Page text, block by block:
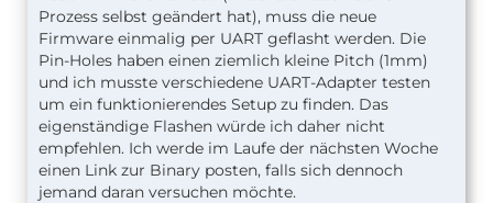
Prozess selbst geändert hat), muss die neue
Firmware einmalig per UART geflasht werden. Die
Pin-Holes haben einen ziemlich kleine Pitch (1mm)
und ich musste verschiedene UART-Adapter testen
um ein funktionierendes Setup zu finden. Das
eigenständige Flashen würde ich daher nicht
empfehlen. Ich werde im Laufe der nächsten Woche
einen Link zur Binary posten, falls sich dennoch
jemand daran versuchen möchte.